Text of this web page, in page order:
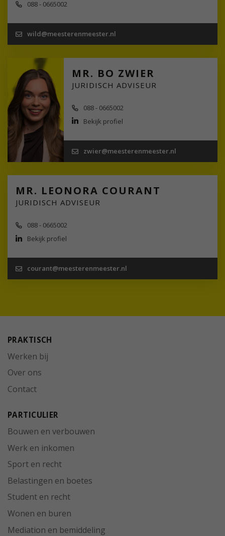
088 - 0665002
wild@meesterenmeester.nl
MR. BO ZWIER
JURIDISCH ADVISEUR
088 - 0665002
Bekijk profiel
zwier@meesterenmeester.nl
MR. LEONORA COURANT
JURIDISCH ADVISEUR
088 - 0665002
Bekijk profiel
courant@meesterenmeester.nl
PRAKTISCH
Werken bij
Over ons
Contact
PARTICULIER
Bouwen en verbouwen
Werk en inkomen
Sport en recht
Belastingen en boetes
Student en recht
Wonen en buren
Mediation en bemiddeling